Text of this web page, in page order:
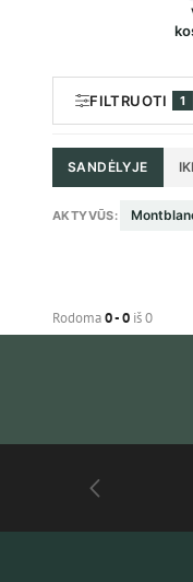
FILTRUOTI 1
SANDĖLYJE
AKTYVŪS:
Rodoma0 - 0 iš 0